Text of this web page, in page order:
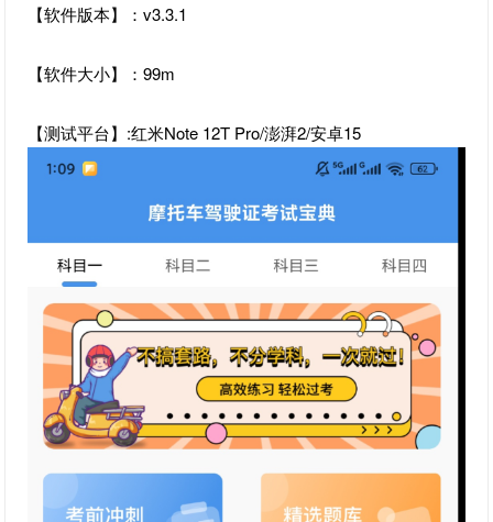
【软件版本】：v3.3.1
【软件大小】：99m
【测试平台】:红米Note 12T Pro/澎湃2/安卓15